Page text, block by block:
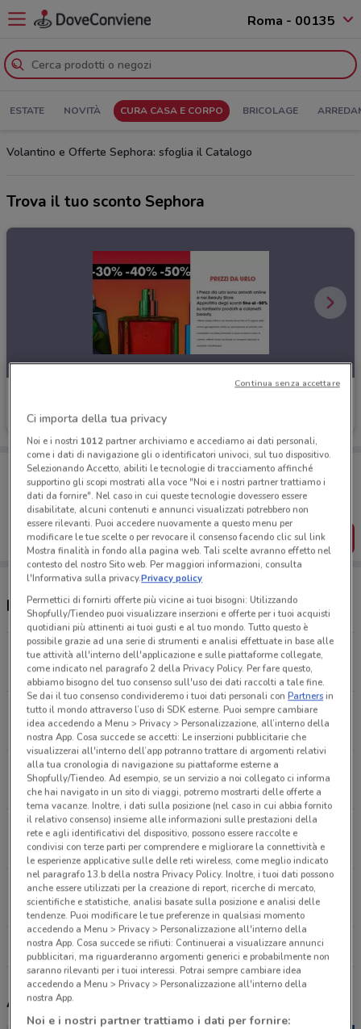
Roma - 00135
ESTATE NOVITÀ CURA CASA E CORPO BRICOLAGE
Volantino e Offerte Sephora: sfoglia il Catalogo
Trova il tuo sconto Sephora
Scade il 31/08
Porta DoveConviene sempre con te!
Puoi trovare le migliori offerte dei negozi vicino a te,
salvarle e creare la tua lista del risparmio, comodamente
dal tuo cellulare.
SCARICA L’APP
Negozi Sephora e orari
Via Cola di Rienzo 156 Roma
2.9 km
Via del Corso, 480, 481, 482 Roma
3.5 km
APERTO
Via del Corso 486 Roma
3.5 km
Piazza di Spagna, 68/69 Roma
3.8 km
APERTO
Via del Tritone, 74/78 Roma
4.2 km
APERTO
Tutti i negozi Sephora
Altri volantini nelle vicinanze
Ci importa della tua privacy
Noi e i nostri 1012partner archiviamo e accediamo ai dati personali,
come i dati di navigazione gli o identificatori univoci, sul tuo dispositivo.
Selezionando Accetto, abiliti le tecnologie di tracciamento affinché
supportino gli scopi mostrati alla voce "Noi e i nostri partner trattiamo i
dati da fornire". Nel caso in cui queste tecnologie dovessero essere
disabilitate, alcuni contenuti e annunci visualizzati potrebbero non
essere rilevanti. Puoi accedere nuovamente a questo menu per
modificare le tue scelte o per revocare il consenso facendo clic sul link
Mostra finalità in fondo alla pagina web. Tali scelte avranno effetto nel
contesto del nostro Sito web. Per maggiori informazioni, consulta
l'Informativa sulla privacy.Privacy policy
Permettici di fornirti offerte più vicine ai tuoi bisogni: Utilizzando
Shopfully/Tiendeo puoi visualizzare inserzioni e offerte per i tuoi acquisti
quotidiani più attinenti ai tuoi gusti e al tuo mondo. Tutto questo è
possibile grazie ad una serie di strumenti e analisi effettuate in base alle
tue attività all'interno dell'applicazione e sulle piattaforme collegate,
come indicato nel paragrafo 2 della Privacy Policy. Per fare questo,
abbiamo bisogno del tuo consenso sull'uso dei dati raccolti a tale fine.
Se dai il tuo consenso condivideremo i tuoi dati personali conPartnersin
tutto il mondo attraverso l’uso di SDK esterne. Puoi sempre cambiare
idea accedendo a Menu > Privacy > Personalizzazione, all’interno della
nostra App. Cosa succede se accetti: Le inserzioni pubblicitarie che
visualizzerai all'interno dell’app potranno trattare di argomenti relativi
alla tua cronologia di navigazione su piattaforme esterne a
Shopfully/Tiendeo. Ad esempio, se un servizio a noi collegato ci informa
che hai navigato in un sito di viaggi, potremo mostrarti delle offerte a
tema vacanze. Inoltre, i dati sulla posizione (nel caso in cui abbia fornito
il relativo consenso) insieme alle informazioni sulle prestazioni della
rete e agli identificativi del dispositivo, possono essere raccolte e
condivisi con terze parti per comprendere e migliorare la connettività e
le esperienze applicative sulle delle reti wireless, come meglio indicato
nel paragrafo 13.b della nostra Privacy Policy. Inoltre, i tuoi dati possono
anche essere utilizzati per la creazione di report, ricerche di mercato,
scientifiche e statistiche, analisi basate sulla posizione e analisi delle
tendenze. Puoi modificare le tue preferenze in qualsiasi momento
accedendo a Menu > Privacy > Personalizzazione all'interno della
nostra App. Cosa succede se rifiuti: Continuerai a visualizzare annunci
pubblicitari, ma riguarderanno argomenti generici e probabilmente non
saranno rilevanti per i tuoi interessi. Potrai sempre cambiare idea
accedendo a Menu > Privacy > Personalizzazione all'interno della
nostra App.
Noi e i nostri partner trattiamo i dati per fornire:
Continua senza accettare